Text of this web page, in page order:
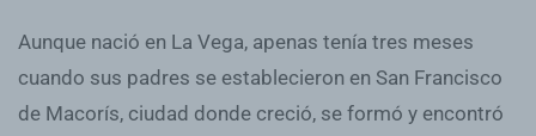
Aunque nació en La Vega, apenas tenía tres meses
cuando sus padres se establecieron en San Francisco
de Macorís, ciudad donde creció, se formó y encontró